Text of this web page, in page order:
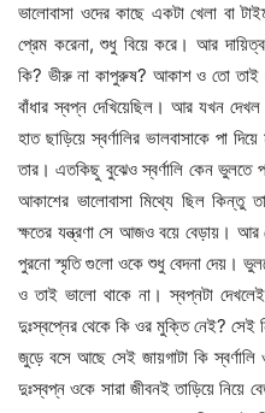
ভালোবাসা ওদের কাছে একটা খেলা বা
প্রেম করেনা, শুধু বিয়ে করে। আর
কি? ভীরু না কাপুরুষ? আকাশ ও তো তাই
বাঁধার স্বপ্ন দেখিয়েছিল। আর যখন
হাত ছাড়িয়ে স্বর্ণালির ভালবাসাকে পা
তার। এতকিছু বুঝেও স্বর্ণালি কেন ভুলতে
আকাশের ভালোবাসা মিথ্যে ছিল কিন্তু
ক্ষতের যন্ত্রণা সে আজও বয়ে বেড়ায়। আর
পুরনো স্মৃতি গুলো ওকে শুধু বেদনা দেয়।
ও তাই ভালো থাকে না। স্বপ্নটা
দুঃস্বপ্নের থেকে কি ওর মুক্তি নেই? সেই
জুড়ে বসে আছে সেই জায়গাটা কি
দুঃস্বপ্ন ওকে সারা জীবনই তাড়িয়ে নিয়ে